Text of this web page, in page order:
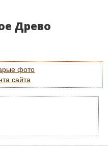
Древо
фото
сайта